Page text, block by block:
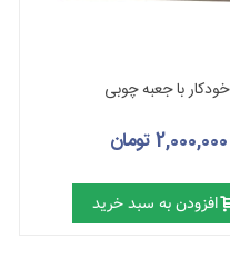
خودکار با جعبه چوبی
2,000,000 تومان
افزودن به سبد خرید